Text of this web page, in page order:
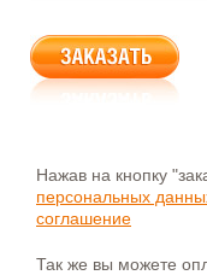
Нажав на кнопку
персональных
соглашение
Так же вы можете